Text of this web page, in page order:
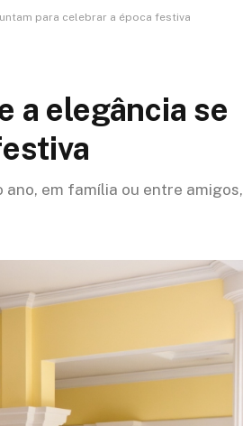
para celebrar a época festiva
a elegância se
em família ou entre amigos,